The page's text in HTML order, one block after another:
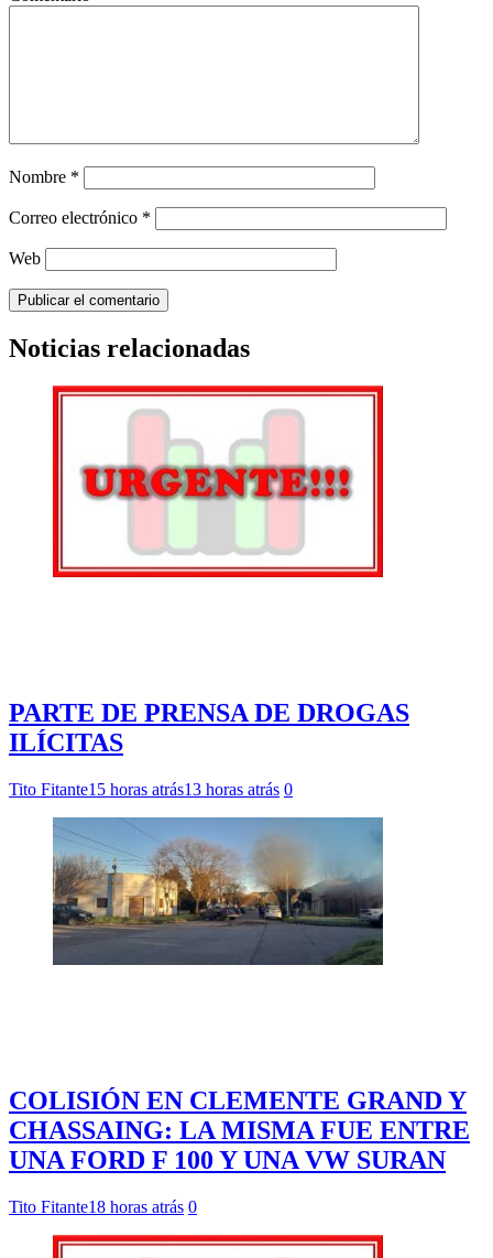
Nombre *
Correo electrónico *
Web
Noticias relacionadas
PARTE DE PRENSA DE DROGAS
ILÍCITAS
Tito Fitante15 horas atrás13 horas atrás 0
COLISIÓN EN CLEMENTE GRAND Y
CHASSAING: LA MISMA FUE ENTRE
UNA FORD F 100 Y UNA VW SURAN
Tito Fitante18 horas atrás 0